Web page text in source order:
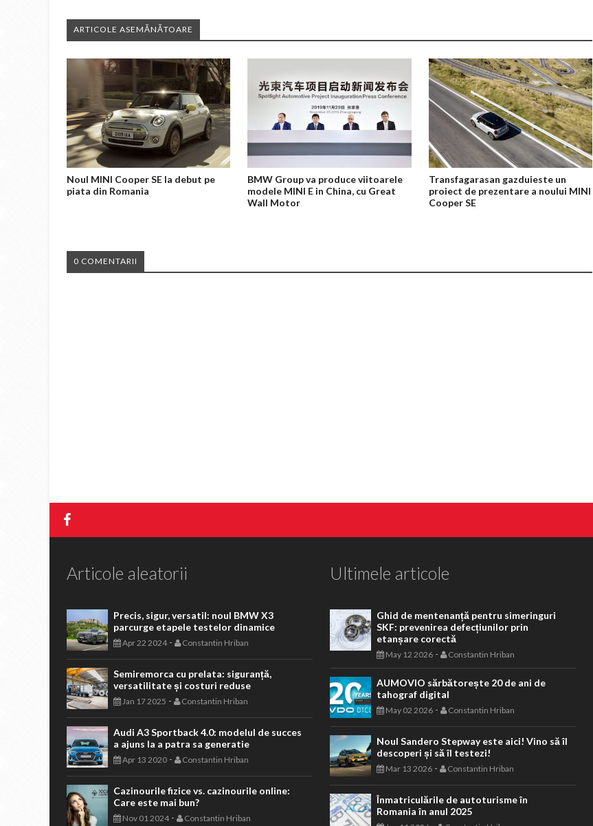
ARTICOLE ASEMĂNĂTOARE
Noul MINI Cooper SE la debut pe
piata din Romania
BMW Group va produce viitoarele
modele MINI E in China, cu Great
Wall Motor
Transfagarasan gazduieste un
proiect de prezentare a noului MINI
Cooper SE
0 COMENTARII
Articole aleatorii
Precis, sigur, versatil: noul BMW X3
parcurge etapele testelor dinamice
Apr 22 2024- Constantin Hriban
Semiremorca cu prelata: siguranță,
versatilitate și costuri reduse
Jan 17 2025 - Constantin Hriban
Audi A3 Sportback 4.0: modelul de succes
a ajuns la a patra sa generatie
Apr 13 2020 - Constantin Hriban
Cazinourile fizice vs. cazinourile online:
Care este mai bun?
Nov 01 2024- Constantin Hriban
Ultimele articole
Ghid de mentenanță pentru simeringuri
SKF: prevenirea defecțiunilor prin
etanșare corectă
May 12 2026 - Constantin Hriban
AUMOVIO sărbătorește 20 de ani de
tahograf digital
May 02 2026 - Constantin Hriban
Noul Sandero Stepway este aici! Vino să îl
descoperi și să îl testezi!
Mar 13 2026 - Constantin Hriban
Înmatriculările de autoturisme în
Romania în anul 2025